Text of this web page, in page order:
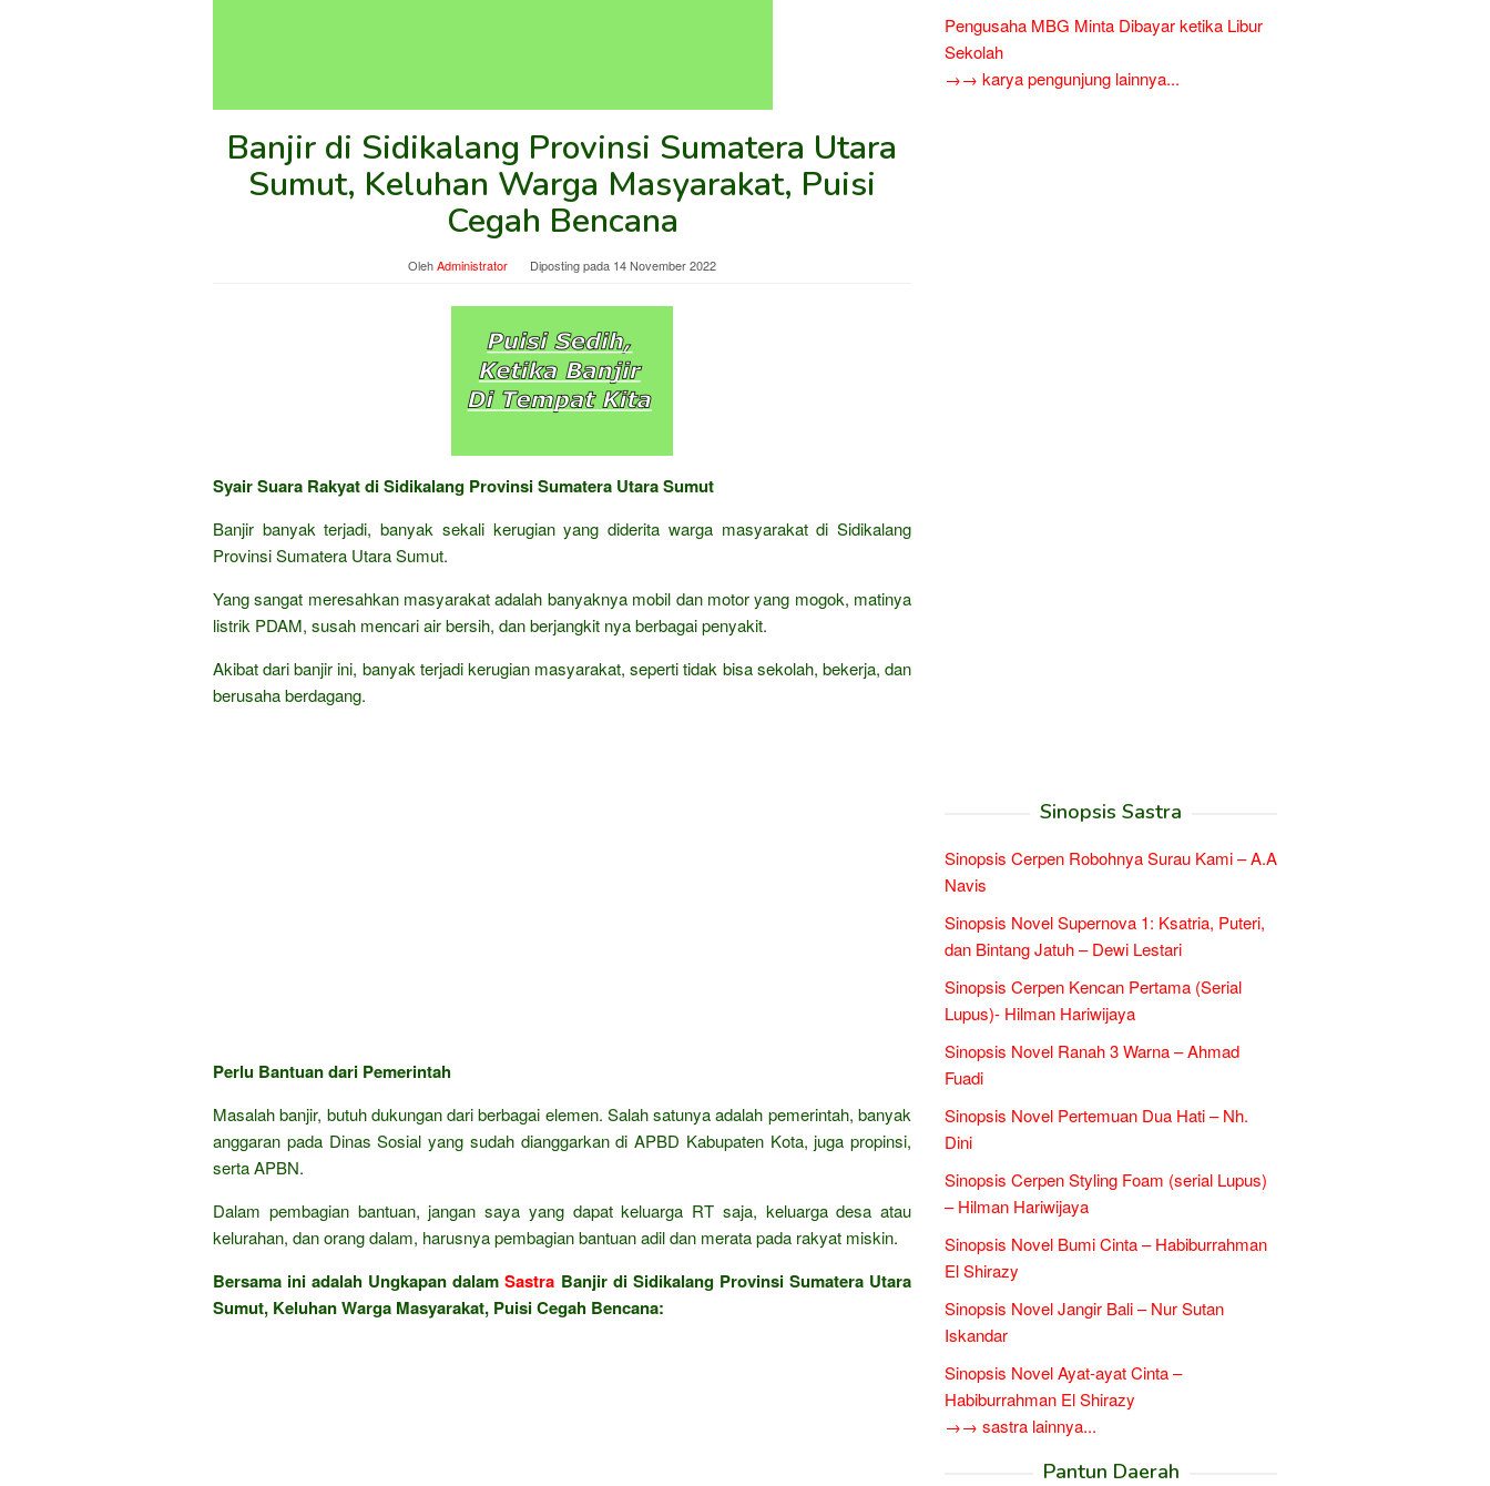
Banjir di Sidikalang Provinsi Sumatera Utara
Sumut, Keluhan Warga Masyarakat, Puisi
Cegah Bencana
OlehAdministrator Diposting pada 14 November 2022
Syair Suara Rakyat di Sidikalang Provinsi Sumatera Utara Sumut
Banjir banyak terjadi, banyak sekali kerugian yang diderita warga masyarakat di Sidikalang
Provinsi Sumatera Utara Sumut.
Yang sangat meresahkan masyarakat adalah banyaknya mobil dan motor yang mogok, matinya
listrik PDAM, susah mencari air bersih, dan berjangkit nya berbagai penyakit.
Akibat dari banjir ini, banyak terjadi kerugian masyarakat, seperti tidak bisa sekolah, bekerja, dan
berusaha berdagang.
Perlu Bantuan dari Pemerintah
Masalah banjir, butuh dukungan dari berbagai elemen. Salah satunya adalah pemerintah, banyak
anggaran pada Dinas Sosial yang sudah dianggarkan di APBD Kabupaten Kota, juga propinsi,
serta APBN.
Dalam pembagian bantuan, jangan saya yang dapat keluarga RT saja, keluarga desa atau
kelurahan, dan orang dalam, harusnya pembagian bantuan adil dan merata pada rakyat miskin.
Bersama ini adalah Ungkapan dalamSastra Banjir di Sidikalang Provinsi Sumatera Utara
Sumut, Keluhan Warga Masyarakat, Puisi Cegah Bencana:
Pengusaha MBG Minta Dibayar ketika Libur
Sekolah
→→ karya pengunjung lainnya...
Sinopsis Sastra
Sinopsis Cerpen Robohnya Surau Kami – A.A
Navis
Sinopsis Novel Supernova 1: Ksatria, Puteri,
dan Bintang Jatuh – Dewi Lestari
Sinopsis Cerpen Kencan Pertama (Serial
Lupus)- Hilman Hariwijaya
Sinopsis Novel Ranah 3 Warna – Ahmad
Fuadi
Sinopsis Novel Pertemuan Dua Hati – Nh.
Dini
Sinopsis Cerpen Styling Foam (serial Lupus)
– Hilman Hariwijaya
Sinopsis Novel Bumi Cinta – Habiburrahman
El Shirazy
Sinopsis Novel Jangir Bali – Nur Sutan
Iskandar
Sinopsis Novel Ayat-ayat Cinta –
Habiburrahman El Shirazy
→→ sastra lainnya...
Pantun Daerah